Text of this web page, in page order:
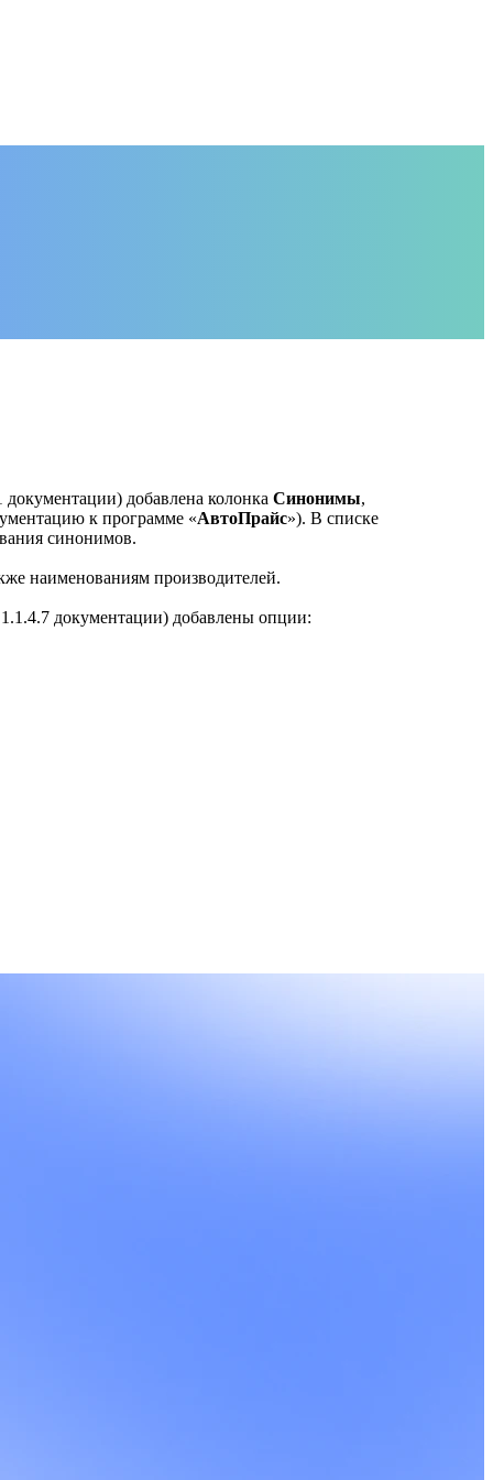
документации) добавлена колонка Синонимы,
к программе «АвтоПрайс»). В списке
синонимов.
наименованиям производителей.
1.1.4.7 документации) добавлены опции: